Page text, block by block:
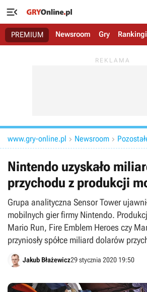

PREMIUM Newsroom Gry Rankingi
www.gry-online.pl  Newsroom 
Nintendo uzyskało
przychodu z produkcji
Grupa analityczna Sensor Tower
mobilnych gier firmy Nintendo.
Mario Run, Fire Emblem Heroes czy
przyniosły spółce miliard dolarów
Jakub Błażewicz29 stycznia 2020 19:50